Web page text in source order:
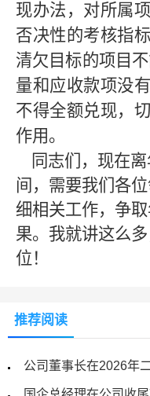
现办法，对所属
否决性的考核指
清欠目标的项目
量和应收款项没
不得全额兑现，
作用。
同志们， 现在
间，需要我们各
细相关工作，争
果。我就讲这么
位！
推荐阅读